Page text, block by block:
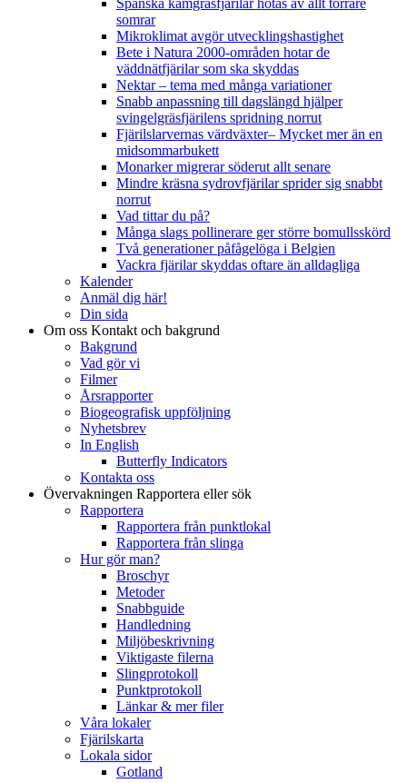
somrar
Mikroklimat avgör utvecklingshastighet
Bete i Natura 2000-områden hotar de
väddnätfjärilar som ska skyddas
Nektar – tema med många variationer
Snabb anpassning till dagslängd hjälper
svingelgräsfjärilens spridning norrut
Fjärilslarvernas värdväxter– Mycket mer än en
midsommarbukett
Monarker migrerar söderut allt senare
Mindre kräsna sydrovfjärilar sprider sig snabbt
norrut
Vad tittar du på?
Många slags pollinerare ger större bomullsskörd
Två generationer påfågelöga i Belgien
Vackra fjärilar skyddas oftare än alldagliga
Kalender
Anmäl dig här!
Din sida
Om oss Kontakt och bakgrund
Bakgrund
Vad gör vi
Filmer
Årsrapporter
Biogeografisk uppföljning
Nyhetsbrev
In English
Butterfly Indicators
Kontakta oss
Övervakningen Rapportera eller sök
Rapportera
Rapportera från punktlokal
Rapportera från slinga
Hur gör man?
Broschyr
Metoder
Snabbguide
Handledning
Miljöbeskrivning
Viktigaste filerna
Slingprotokoll
Punktprotokoll
Länkar & mer filer
Våra lokaler
Fjärilskarta
Lokala sidor
Gotland